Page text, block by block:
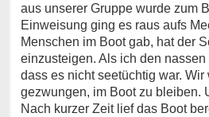
aus unserer Gruppe wurde zum
Einweisung ging es raus aufs
Menschen im Boot gab, hat der
einzusteigen. Als ich den
dass es nicht seetüchtig war.
gezwungen, im Boot zu bleiben.
Nach kurzer Zeit lief das Boot